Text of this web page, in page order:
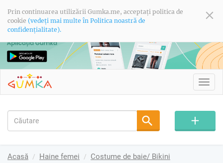
Prin continuarea utilizării Gumka.me, acceptați politica de
cookie (vedeți mai multe în Politica noastră de
confidențialitate).
Acasă Haine femei Costume de baie/ Bikini